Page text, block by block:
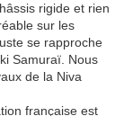
rigide et rien
sur les
se rapproche
Samuraï. Nous
de la Niva
française est